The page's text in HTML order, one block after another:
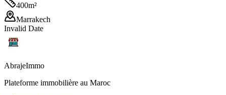
400m²
Marrakech
Invalid Date
AbrajeImmo
Plateforme immobilière au Maroc